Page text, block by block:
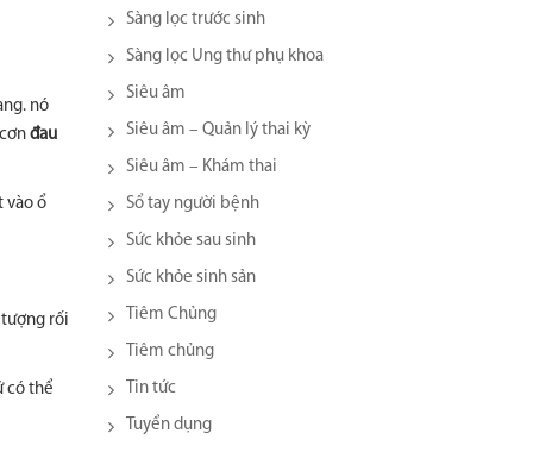
nó
đau
vào ổ
rối
có thể
Sàng lọc trước sinh
Sàng lọc Ung thư phụ khoa
Siêu âm
Siêu âm – Quản lý thai kỳ
Siêu âm – Khám thai
Sổ tay người bệnh
Sức khỏe sau sinh
Sức khỏe sinh sản
Tiêm Chủng
Tiêm chủng
Tin tức
Tuyển dụng